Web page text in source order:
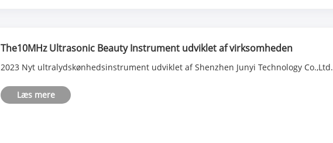
The10MHz Ultrasonic Beauty Instrument udviklet af virksomheden
2023 Nyt ultralydskønhedsinstrument udviklet af Shenzhen Junyi Technology Co.,Ltd.
Læs mere